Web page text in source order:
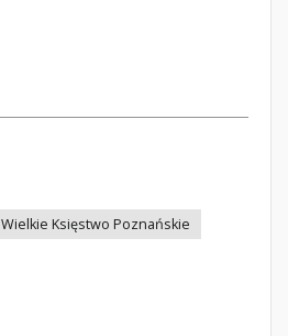
Wielkie Księstwo Poznańskie